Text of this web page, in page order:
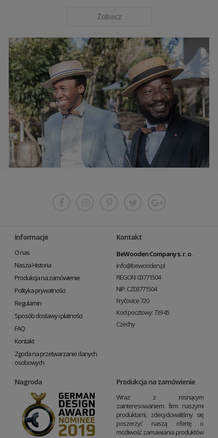
Zobacz
Informacje
O nas
Nasza Historia
Produkcja na zamówienie
Polityka prywatności
Regulamin
Sposób dostawy i płatności
FAQ
Kontakt
Zgoda na przetwarzanie danych
osobowych
Kontakt
BeWooden Company s. r. o.
info@bewooden.pl
REGON: 03771504
NIP: CZ03771504
Fryčovice 720
Kod pocztowy: 739 45
Czechy
Nagroda Produkcja na zamówienie
Wraz z rosnącym
zainteresowaniem firm naszymi
produktami, zdecydowaliśmy się
poszerzyć naszą ofertę o
możliwość zamawiania produktów